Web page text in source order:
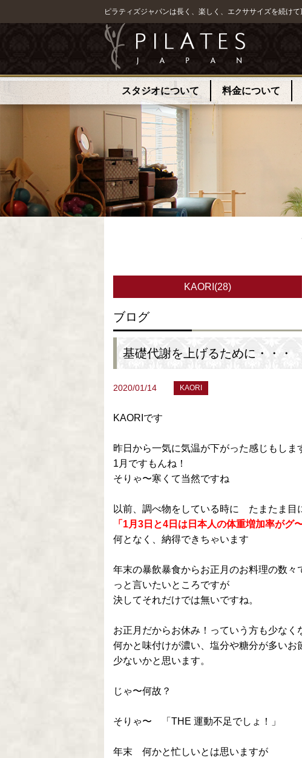
ピラティズジャパンは長く、楽しく、エクササイズを続けて
スタジオについて 料金について
KAORI(28)
ブログ
基礎代謝を上げるために・・・
2020/01/14 KAORI
KAORIです
昨日から一気に気温が下がった感じもしま
1月ですもんね！
そりゃ〜寒くて当然ですね
以前、調べ物をしている時に たまたま目
「1月3日と4日は日本人の体重増加率がグ
何となく、納得できちゃいます
年末の暴飲暴食からお正月のお料理の数々
っと言いたいところですが
決してそれだけでは無いですね。
お正月だからお休み！っていう方も少なく
何かと味付けが濃い、塩分や糖分が多いお
少ないかと思います。
じゃ〜何故？
そりゃ〜 「THE 運動不足でしょ！」
年末 何かと忙しいとは思いますが